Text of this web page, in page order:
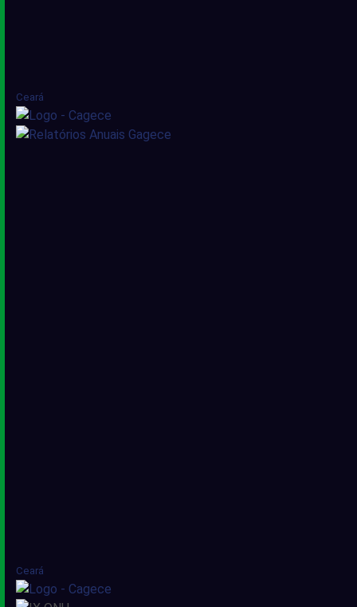
Ceará
Ceará